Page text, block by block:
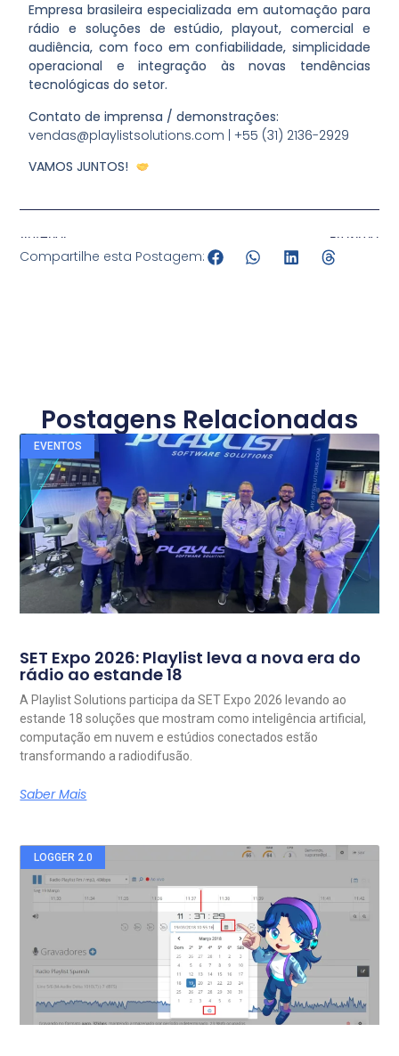
Empresa brasileira especializada em automação para
rádio e soluções de estúdio, playout, comercial e
audiência, com foco em confiabilidade, simplicidade
operacional e integração às novas tendências
tecnológicas do setor.
Contato de imprensa / demonstrações:
vendas@playlistsolutions.com | +55 (31) 2136-2929
VAMOS JUNTOS!
Anterior
Próximo
Compartilhe esta Postagem:
Postagens Relacionadas
EVENTOS
SET Expo 2026: Playlist leva a nova era do
rádio ao estande 18
A Playlist Solutions participa da SET Expo 2026 levando ao
estande 18 soluções que mostram como inteligência artificial,
computação em nuvem e estúdios conectados estão
transformando a radiodifusão.
Saber Mais
LOGGER 2.0